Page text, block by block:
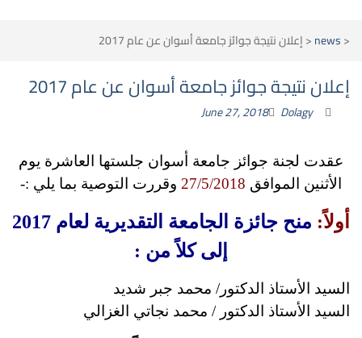
<
news
<إعلان نتيجة جوائز جامعة أسوان عن عام 2017
إعلان نتيجة جوائز جامعة أسوان عن عام 2017
June 27, 2018 Dolagy
عقدت لجنة جوائز جامعة أسوان جلستها العاشرة يوم
الأثنين الموافق
وقررت التوصية بما يلي :-
أولاً:
منح جائزة الجامعة التقديرية لعام 2017
إلى كلاً من :
السيد الأستاذ الدكتور/ محمد جبر شديد
السيد الأستاذ الدكتور / محمد نجاتي الغزالي